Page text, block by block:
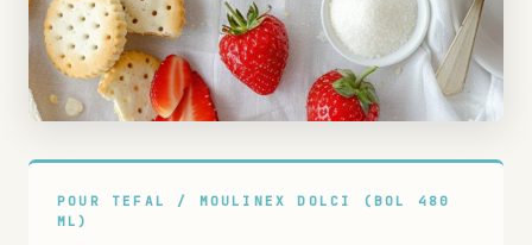
POUR TEFAL / MOULINEX DOLCI (BOL 480
ML)